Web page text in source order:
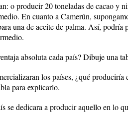
o producir 20 toneladas de cacao y
En cuanto a Camerún,
una de aceite de palma. Así, podría
absoluta cada país? Dibuje una
los países, ¿qué
para explicarlo.
se dedicara a producir aquello en lo